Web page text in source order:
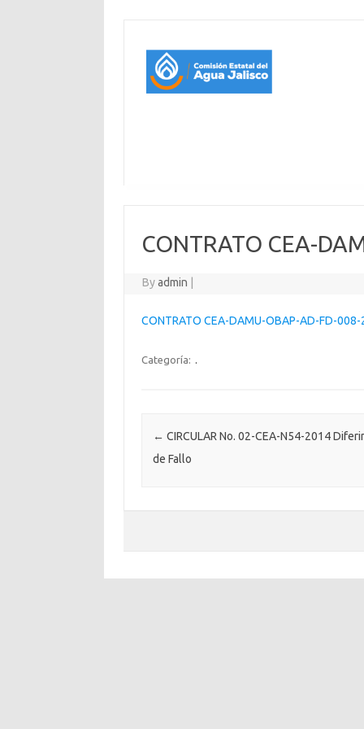
CONTRATO CEA-
Byadmin
CONTRATO CEA-DAMU-OBAP-AD-FD-
Categoría: .
Post navigation
← CIRCULAR No. 02-CEA-N54-2014
de Fallo